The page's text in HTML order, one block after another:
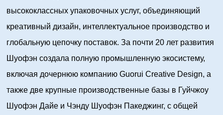
высококлассных упаковочных услуг, объединяющий
креативный дизайн, интеллектуальное производство и
глобальную цепочку поставок. За почти 20 лет развития
Шуофэн создала полную промышленную экосистему,
включая дочернюю компанию Guorui Creative Design, а
также две крупные производственные базы в Гуйчжоу
Шуофэн Дайе и Чэнду Шуофэн Пакеджинг, с общей